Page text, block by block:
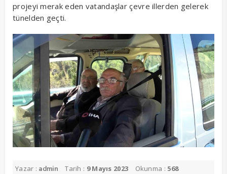
projeyi merak eden vatandaşlar çevre illerden gelerek
tünelden geçti.
Yazar : admin Tarih : 9 Mayıs 2023 Okunma : 568